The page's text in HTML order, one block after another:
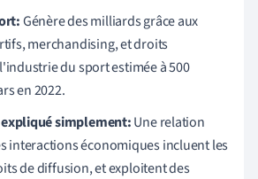
Génère des milliards grâce aux
merchandising, et droits
du sport estimée à 500
en 2022.
simplement:Une relation
interactions économiques incluent les
de diffusion, et exploitent des